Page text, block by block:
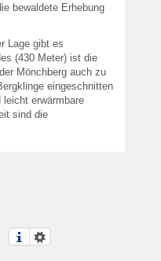
bewaldete Erhebung
Lage gibt es
(430 Meter) ist die
Mönchberg auch zu
eingeschnitten
erwärmbare
sind die